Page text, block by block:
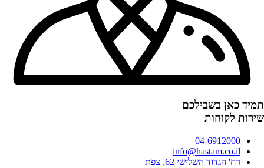
תמיד כאן בשבילכם
שירות לקוחות
04-6912000
info@hastam.co.il
רח' הגדוד השלישי 62, צפת